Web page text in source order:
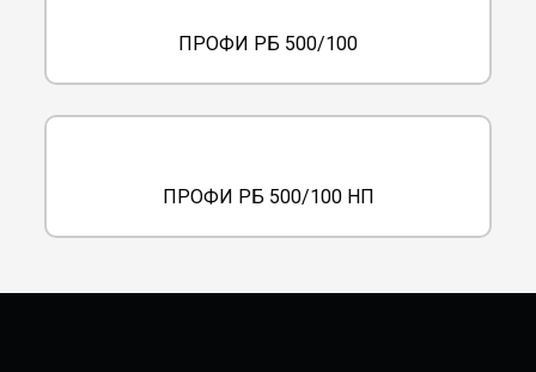
ПРОФИ РБ 500/100
ПРОФИ РБ 500/100 НП